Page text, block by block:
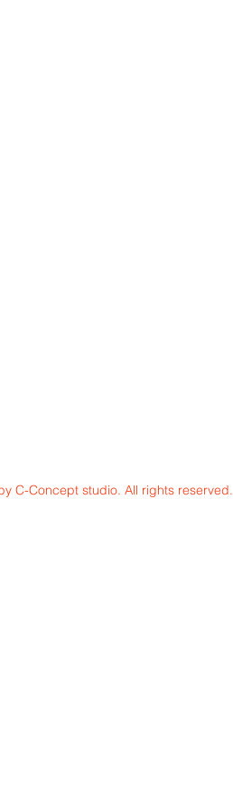
C-Concept studio. All rights reserved.